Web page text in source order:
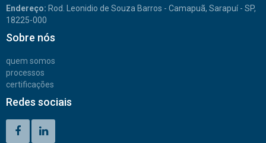
Endereço: Rod. Leonidio de Souza Barros - Camapuã, Sarapuí - SP,
18225-000
Sobre nós
quem somos
processos
certificações
Redes sociais